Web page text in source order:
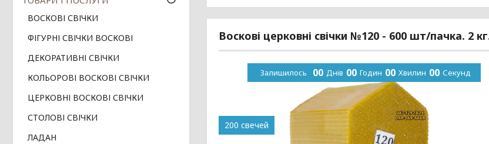
Воскові церковні свічки №120 - 600 шт/пачка. 2
200 свечей
Залишилось 00 Днів 00 Годин 00 Хвилин 00 Секунд
ВОСКОВІ СВІЧКИ
ФІГУРНІ СВІЧКИ ВОСКОВІ
ДЕКОРАТИВНІ СВІЧКИ
КОЛЬОРОВІ ВОСКОВІ СВІЧКИ
ЦЕРКОВНІ ВОСКОВІ СВІЧКИ
СТОЛОВІ СВІЧКИ
ЛАДАН